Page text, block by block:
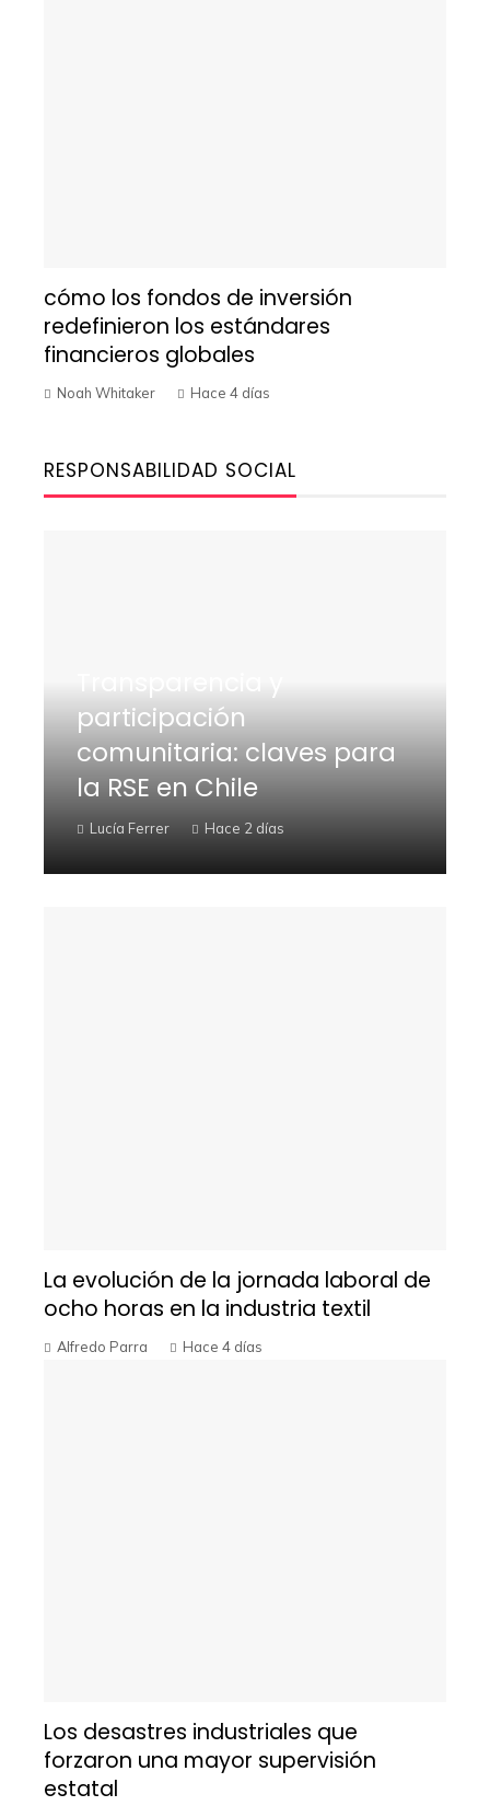
cómo los fondos de inversión
redefinieron los estándares
financieros globales
Noah Whitaker Hace 4 días
RESPONSABILIDAD SOCIAL
participación
comunitaria: claves para
la RSE en Chile
Lucía Ferrer Hace 2 días
La evolución de la jornada laboral de
ocho horas en la industria textil
Alfredo Parra Hace 4 días
Los desastres industriales que
forzaron una mayor supervisión
estatal